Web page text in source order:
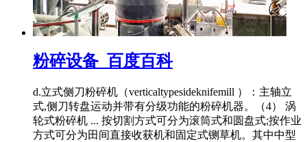
粉碎设备_百度百科
d.立式侧刀粉碎机（verticaltypesideknifemill ）：主轴立
式,侧刀转盘运动并带有分级功能的粉碎机器。（4） 涡
轮式粉碎机 ... 按切割方式可分为滚筒式和圆盘式;按作业
方式可分为田间直接收获机和固定式铡草机。其中中型